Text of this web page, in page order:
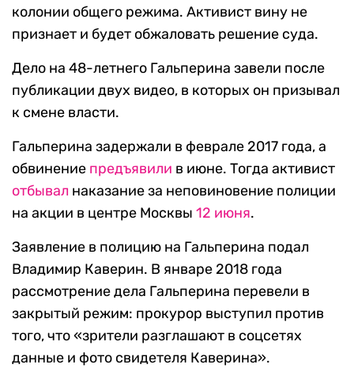
колонии общего режима. Активист вину не
признает и будет обжаловать решение суда.
Дело на 48-летнего Гальперина завели после
публикации двух видео, в которых он призывал
к смене власти.
Гальперина задержали в феврале 2017 года, а
обвинение предъявили в июне. Тогда активист
отбывал наказание за неповиновение полиции
на акции в центре Москвы 12 июня.
Заявление в полицию на Гальперина подал
Владимир Каверин. В январе 2018 года
рассмотрение дела Гальперина перевели в
закрытый режим: прокурор выступил против
того, что «зрители разглашают в соцсетях
данные и фото свидетеля Каверина».